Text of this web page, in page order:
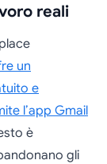
reali
un
e
l’app Gmail
è
gli